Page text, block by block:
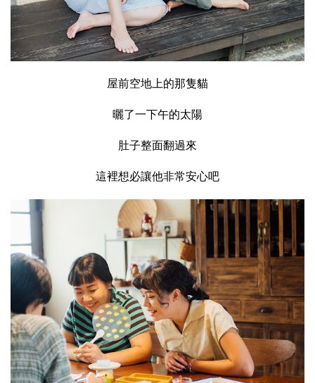
屋前空地上的那隻貓
曬了一下午的太陽
肚子整面翻過來
這裡想必讓他非常安心吧